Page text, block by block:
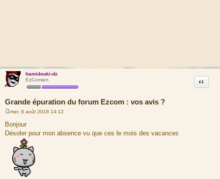
hamidouki-dz
EzComien
Grande épuration du forum Ezcom : vos avis ?
Citation
s
s
mer. 8 août 2018 14:12
Bonjour
Désoler pour mon absence vu que ces le mois des vacances